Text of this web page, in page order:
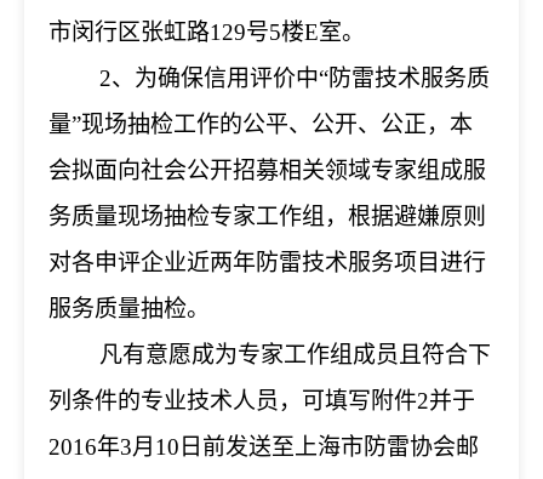
市闵行区张虹路129号5楼E室。
2、为确保信用评价中“防雷技术服务质
量”现场抽检工作的公平、公开、公正，本
会拟面向社会公开招募相关领域专家组成服
务质量现场抽检专家工作组，根据避嫌原则
对各申评企业近两年防雷技术服务项目进行
服务质量抽检。
凡有意愿成为专家工作组成员且符合下
列条件的专业技术人员，可填写附件2并于
2016年3月10日前发送至上海市防雷协会邮